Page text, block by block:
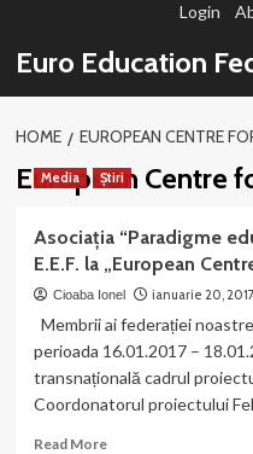
conținut
Login
Euro Education
HOME EUROPEAN CENTRE
European Centre
Media Știri
Asociația “Paradigme
E.E.F. la „European
Cioaba Ionel ianuarie 20, 2017
Membrii ai federației
perioada 16.01.2017 –
transnațională cadrul
Coordonatorul proiectului
Read MoreRead